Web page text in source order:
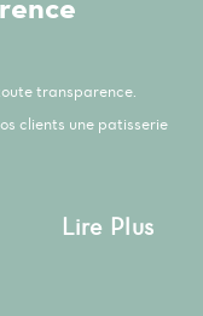
transparence.
clients une patisserie
Lire Plus